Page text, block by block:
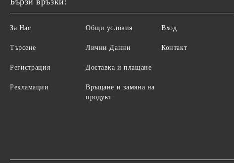
За Нас
Търсене
Регистрация
Рекламации
Общи условия
Лични Данни
Доставка и плащане
Връщане и замяна на
продукт
Вход
Контакт